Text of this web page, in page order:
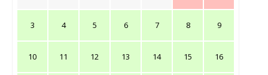
3 4 5 6 7 8 9
10 11 12 13 14 15 16